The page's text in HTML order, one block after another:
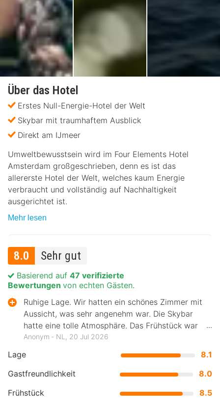
Über das Hotel
Erstes Null-Energie-Hotel der Welt
Skybar mit traumhaftem Ausblick
Direkt am IJmeer
Umweltbewusstsein wird im Four Elements Hotel
Amsterdam großgeschrieben, denn es ist das
allererste Hotel der Welt, welches kaum Energie
verbraucht und vollständig auf Nachhaltigkeit
ausgerichtet ist.
Mehr lesen
8.0 Sehr gut
Lage
8.1
Gastfreundlichkeit
8.0
Frühstück
8.5
Basierend auf 47 verifizierte
Bewertungen von echten Gästen.
Ruhige Lage. Wir hatten ein schönes Zimmer mit
Aussicht, was sehr angenehm war. Die Skybar
hatte eine tolle Atmosphäre. Das Frühstück war
ebenfalls gut.
Anonym ‐ NL, 20 Jul 2026